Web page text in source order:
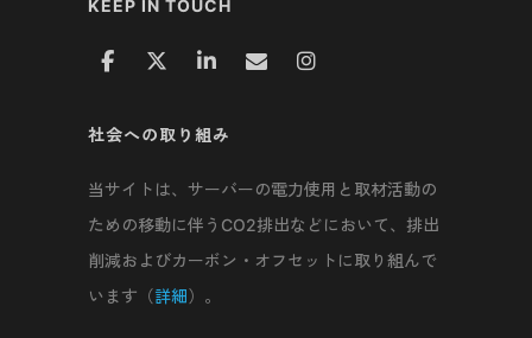
KEEP IN TOUCH
社会への取り組み
当サイトは、サーバーの電力使用と取材活動の
ための移動に伴うCO2排出などにおいて、排出
削減およびカーボン・オフセットに取り組んで
います（詳細）。